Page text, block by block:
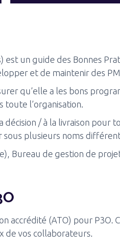
est un guide des Bonnes
et de maintenir des
qu’elle a les bons
toute l’organisation.
/ à la livraison pour
plusieurs noms
Bureau de gestion de
accrédité (ATO) pour
de vos collaborateurs.